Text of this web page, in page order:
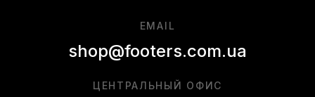
ЦЕНТРАЛЬНЫЙ ОФИС
EMAIL
shop@footers.com.ua